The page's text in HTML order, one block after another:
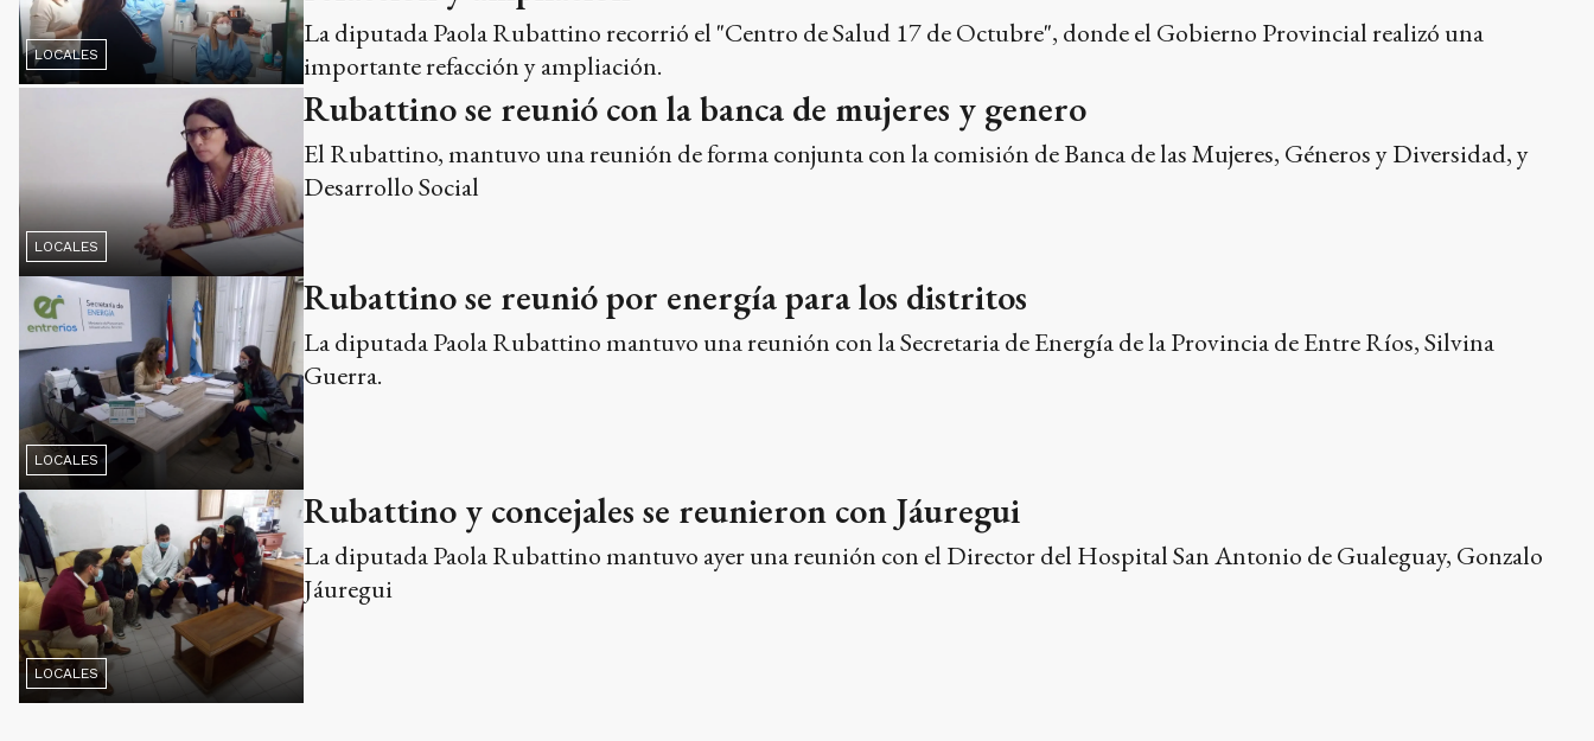
LOCALES
La diputada Paola Rubattino recorrió el "Centro de Salud 17 de Octubre", donde el Gobierno Provincial realizó una
importante refacción y ampliación.
LOCALES
Rubattino se reunió con la banca de mujeres y genero
El Rubattino, mantuvo una reunión de forma conjunta con la comisión de Banca de las Mujeres, Géneros y Diversidad, y
Desarrollo Social
LOCALES
Rubattino se reunió por energía para los distritos
La diputada Paola Rubattino mantuvo una reunión con la Secretaria de Energía de la Provincia de Entre Ríos, Silvina
Guerra.
LOCALES
Rubattino y concejales se reunieron con Jáuregui
La diputada Paola Rubattino mantuvo ayer una reunión con el Director del Hospital San Antonio de Gualeguay, Gonzalo
Jáuregui